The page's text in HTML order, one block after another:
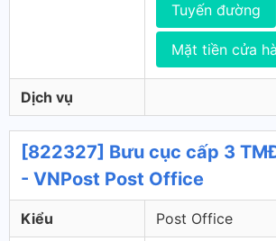
Tuyến đường
Mặt tiền cửa
Dịch vụ
[822327] Bưu cục cấp 3
- VNPost Post Office
Kiểu Post Office